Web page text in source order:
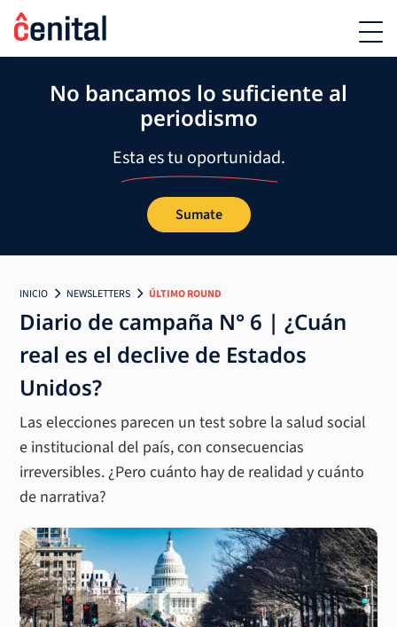
No bancamos lo suficiente al
periodismo
Esta es tu oportunidad.
Sumate
INICIO NEWSLETTERS ÚLTIMO ROUND
Diario de campaña N° 6 | ¿Cuán
real es el declive de Estados
Unidos?
Las elecciones parecen un test sobre la salud social
e institucional del país, con consecuencias
irreversibles. ¿Pero cuánto hay de realidad y cuánto
de narrativa?